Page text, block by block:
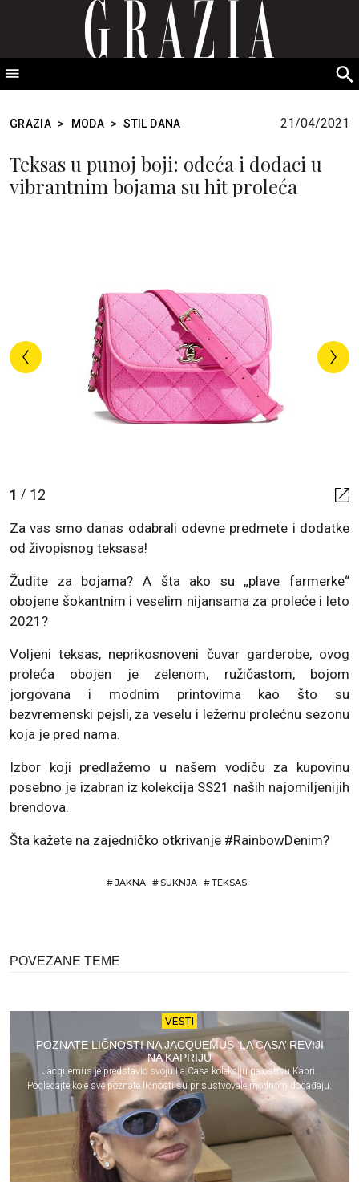
GRAZIA Srbija
GRAZIA > MODA > STIL DANA 21/04/2021
Teksas u punoj boji: odeća i dodaci u
vibrantnim bojama su hit proleća
1 / 12
Za vas smo danas odabrali odevne predmete i dodatke
od živopisnog teksasa!
Žudite za bojama? A šta ako su „plave farmerke“
obojene šokantnim i veselim nijansama za proleće i leto
2021?
Voljeni teksas, neprikosnoveni čuvar garderobe, ovog
proleća obojen je zelenom, ružičastom, bojom
jorgovana i modnim printovima kao što su
bezvremenski pejsli, za veselu i ležernu prolećnu sezonu
koja je pred nama.
Izbor koji predlažemo u našem vodiču za kupovinu
posebno je izabran iz kolekcija SS21 naših najomiljenijih
brendova.
Šta kažete na zajedničko otkrivanje #RainbowDenim?
#JAKNA # SUKNJA #TEKSAS
POVEZANE TEME
VESTI
POZNATE LIČNOSTI NA JACQUEMUS ‘LA CASA’ REVIJI
NA KAPRIJU
Jacquemus je predstavio svoju La Casa kolekciju na ostrvu Kapri.
Pogledajte koje sve poznate ličnosti su prisustvovale modnom događaju.